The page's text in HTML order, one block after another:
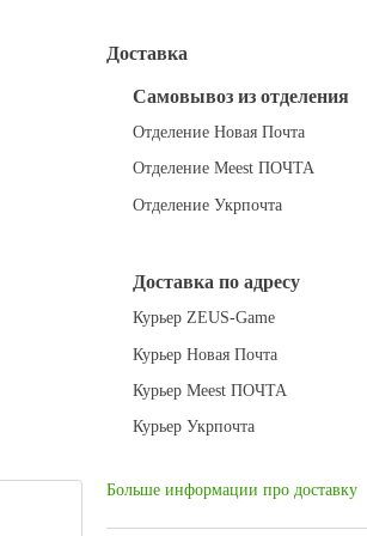
Доставка
Самовывоз из отделения
Отделение Новая Почта
Отделение Meest ПОЧТА
Отделение Укрпочта
Доставка по адресу
Курьер ZEUS-Game
Курьер Новая Почта
Курьер Meest ПОЧТА
Курьер Укрпочта
Больше информации про доставку